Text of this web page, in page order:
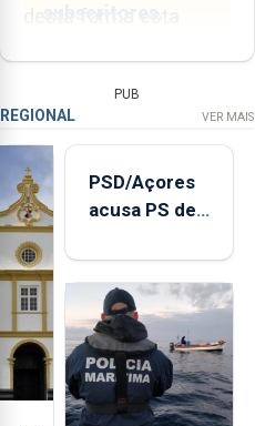
futuro.
“Não nos podemos
esquecer que se não
protegermos os
cetáceos, não haverá
whale watching...
subscritores.
custa menos do
Inclui acesso à
totalidade das edições
impressas, em formato
digital, dos jornais e dos
respetivos suplementos
semanais ou da revista.
ASSINE HOJE
PUB
REGIONAL VER MAIS
PSD/Açores
acusa PS de
contraditória"
sobre
evolução
turística